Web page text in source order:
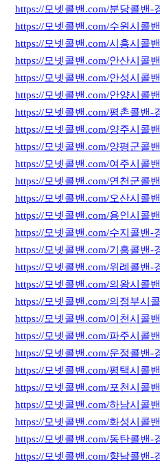
https://모넷콜밴.com/분당콜밴-
https://모넷콜밴.com/수원시콜
https://모넷콜밴.com/시흥시콜
https://모넷콜밴.com/안산시콜
https://모넷콜밴.com/안성시콜
https://모넷콜밴.com/안양시콜
https://모넷콜밴.com/평촌콜밴-
https://모넷콜밴.com/양주시콜
https://모넷콜밴.com/양평군콜
https://모넷콜밴.com/여주시콜
https://모넷콜밴.com/연천군콜
https://모넷콜밴.com/오산시콜
https://모넷콜밴.com/용인시콜
https://모넷콜밴.com/수지콜밴-
https://모넷콜밴.com/기흥콜밴-
https://모넷콜밴.com/위례콜밴-
https://모넷콜밴.com/의왕시콜
https://모넷콜밴.com/의정부시
https://모넷콜밴.com/이천시콜
https://모넷콜밴.com/파주시콜
https://모넷콜밴.com/운정콜밴-
https://모넷콜밴.com/평택시콜
https://모넷콜밴.com/포천시콜
https://모넷콜밴.com/하남시콜
https://모넷콜밴.com/화성시콜
https://모넷콜밴.com/동탄콜밴-
https://모넷콜밴.com/향남콜밴-